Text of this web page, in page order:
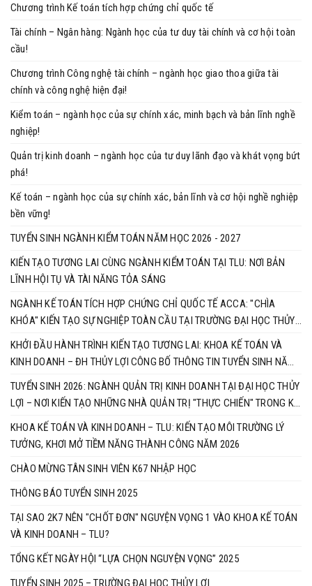
Chương trình Kế toán tích hợp chứng chỉ quốc tế
Tài chính – Ngân hàng: Ngành học của tư duy tài chính và cơ hội toàn
cầu!
Chương trình Công nghệ tài chính – ngành học giao thoa giữa tài
chính và công nghệ hiện đại!
Kiểm toán – ngành học của sự chính xác, minh bạch và bản lĩnh nghề
nghiệp!
Quản trị kinh doanh – ngành học của tư duy lãnh đạo và khát vọng bứt
phá!
Kế toán – ngành học của sự chính xác, bản lĩnh và cơ hội nghề nghiệp
bền vững!
TUYỂN SINH NGÀNH KIỂM TOÁN NĂM HỌC 2026 - 2027
KIẾN TẠO TƯƠNG LAI CÙNG NGÀNH KIỂM TOÁN TẠI TLU: NƠI BẢN
LĨNH HỘI TỤ VÀ TÀI NĂNG TỎA SÁNG
​NGÀNH KẾ TOÁN TÍCH HỢP CHỨNG CHỈ QUỐC TẾ ACCA: "CHÌA
KHÓA" KIẾN TẠO SỰ NGHIỆP TOÀN CẦU TẠI TRƯỜNG ĐẠI HỌC THỦY
KHỞI ĐẦU HÀNH TRÌNH KIẾN TẠO TƯƠNG LAI: KHOA KẾ TOÁN VÀ
KINH DOANH – ĐH THỦY LỢI CÔNG BỐ THÔNG TIN TUYỂN SINH NĂM
2026
TUYỂN SINH 2026: NGÀNH QUẢN TRỊ KINH DOANH TẠI ĐẠI HỌC THỦY
LỢI – NƠI KIẾN TẠO NHỮNG NHÀ QUẢN TRỊ "THỰC CHIẾN" TRONG KỶ
NGUYÊN SỐ
​KHOA KẾ TOÁN VÀ KINH DOANH – TLU: KIẾN TẠO MÔI TRƯỜNG LÝ
TƯỞNG, KHƠI MỞ TIỀM NĂNG THÀNH CÔNG NĂM 2026
CHÀO MỪNG TÂN SINH VIÊN K67 NHẬP HỌC
THÔNG BÁO TUYỂN SINH 2025
TẠI SAO 2K7 NÊN "CHỐT ĐƠN" NGUYỆN VỌNG 1 VÀO KHOA KẾ TOÁN
VÀ KINH DOANH – TLU?
TỔNG KẾT NGÀY HỘI “LỰA CHỌN NGUYỆN VỌNG” 2025
TUYỂN SINH 2025 – TRƯỜNG ĐẠI HỌC THỦY LỢI